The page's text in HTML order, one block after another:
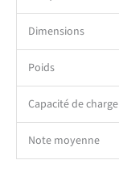
Dimensions
Poids
Capacité de charge
Note moyenne